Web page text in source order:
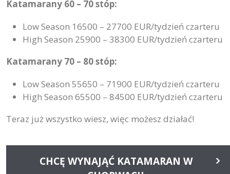
Katamarany 60 – 70 stóp:
Low Season 16500 – 27700 EUR/tydzień czarteru
High Season 25900 – 38300 EUR/tydzień czarteru
Katamarany 70 – 80 stóp:
Low Season 55650 – 71900 EUR/tydzień czarteru
High Season 65500 – 84500 EUR/tydzień czarteru
Teraz już wszystko wiesz, więc możesz działać!
CHCĘ WYNAJĄĆ KATAMARAN W